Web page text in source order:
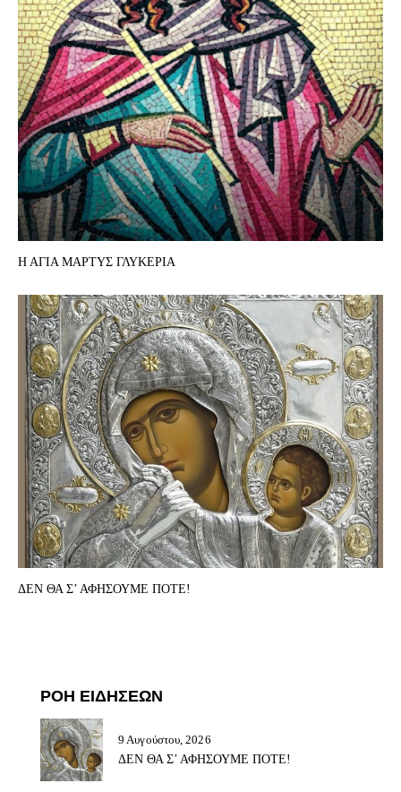
Η ΑΓΙΑ ΜΑΡΤΥΣ ΓΛΥΚΕΡΙΑ
ΔΕΝ ΘΑ Σ’ ΑΦΗΣΟΥΜΕ ΠΟΤΕ!
ΡΟΗ ΕΙΔΗΣΕΩΝ
9 Αυγούστου, 2026
ΔΕΝ ΘΑ Σ’ ΑΦΗΣΟΥΜΕ ΠΟΤΕ!